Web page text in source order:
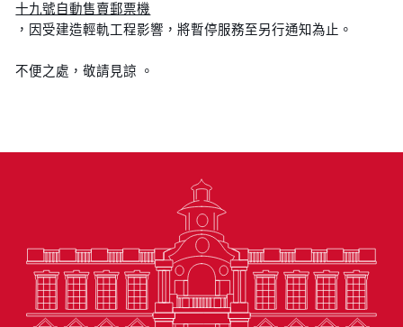
十九號自動售賣郵票機
，因受建造輕軌工程影響，將暫停服務至另行通知為止。
不便之處，敬請見諒 。